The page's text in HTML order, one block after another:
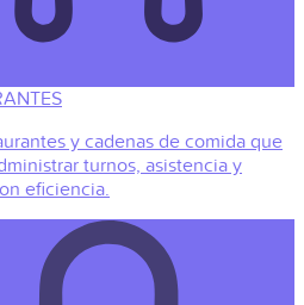
y cadenas de comida que
turnos, asistencia y
eficiencia.